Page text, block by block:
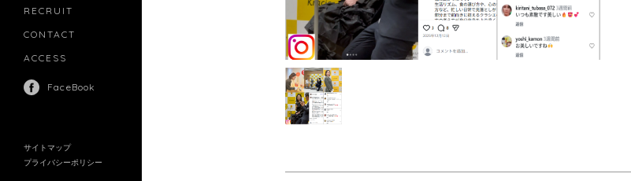
RECRUIT
CONTACT
ACCESS
FaceBook
サイトマップ
プライバシーポリシー
INFLUENCERS MARKETING